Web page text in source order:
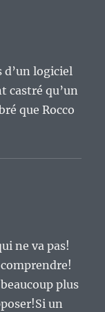
d’un logiciel
castré qu’un
que Rocco
ne va pas!
plus
un